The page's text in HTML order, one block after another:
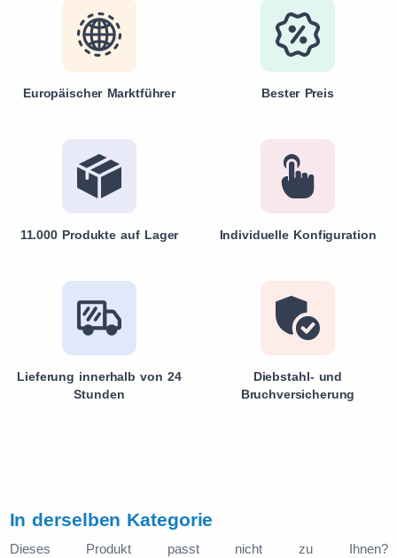
Europäischer Marktführer Bester Preis
11.000 Produkte auf Lager Individuelle Konfiguration
Lieferung innerhalb von 24
Stunden
Diebstahl- und
Bruchversicherung
In derselben Kategorie
Dieses Produkt passt nicht zu Ihnen?